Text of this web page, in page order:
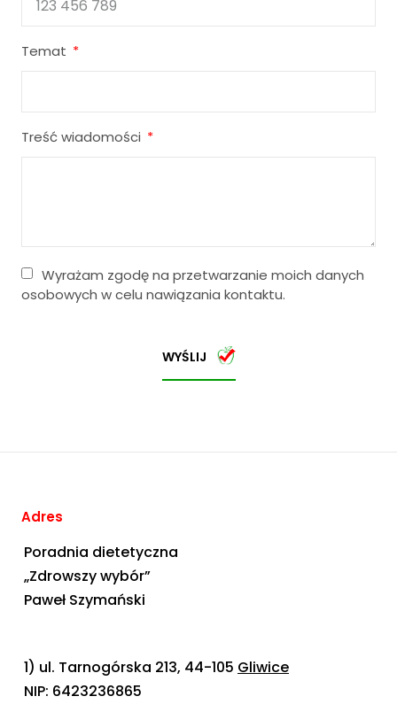
Temat
Treść wiadomości
Wyrażam zgodę na przetwarzanie moich danych
osobowych w celu nawiązania kontaktu.
WYŚLIJ
Adres
Poradnia dietetyczna
„Zdrowszy wybór”
Paweł Szymański
1) ul. Tarnogórska 213, 44-105 Gliwice
NIP: 6423236865